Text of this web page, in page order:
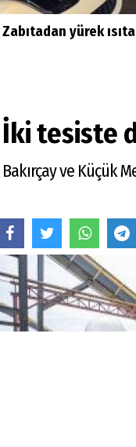
Zabıtadan yürek
İki tesiste
Bakırçay ve Küçük